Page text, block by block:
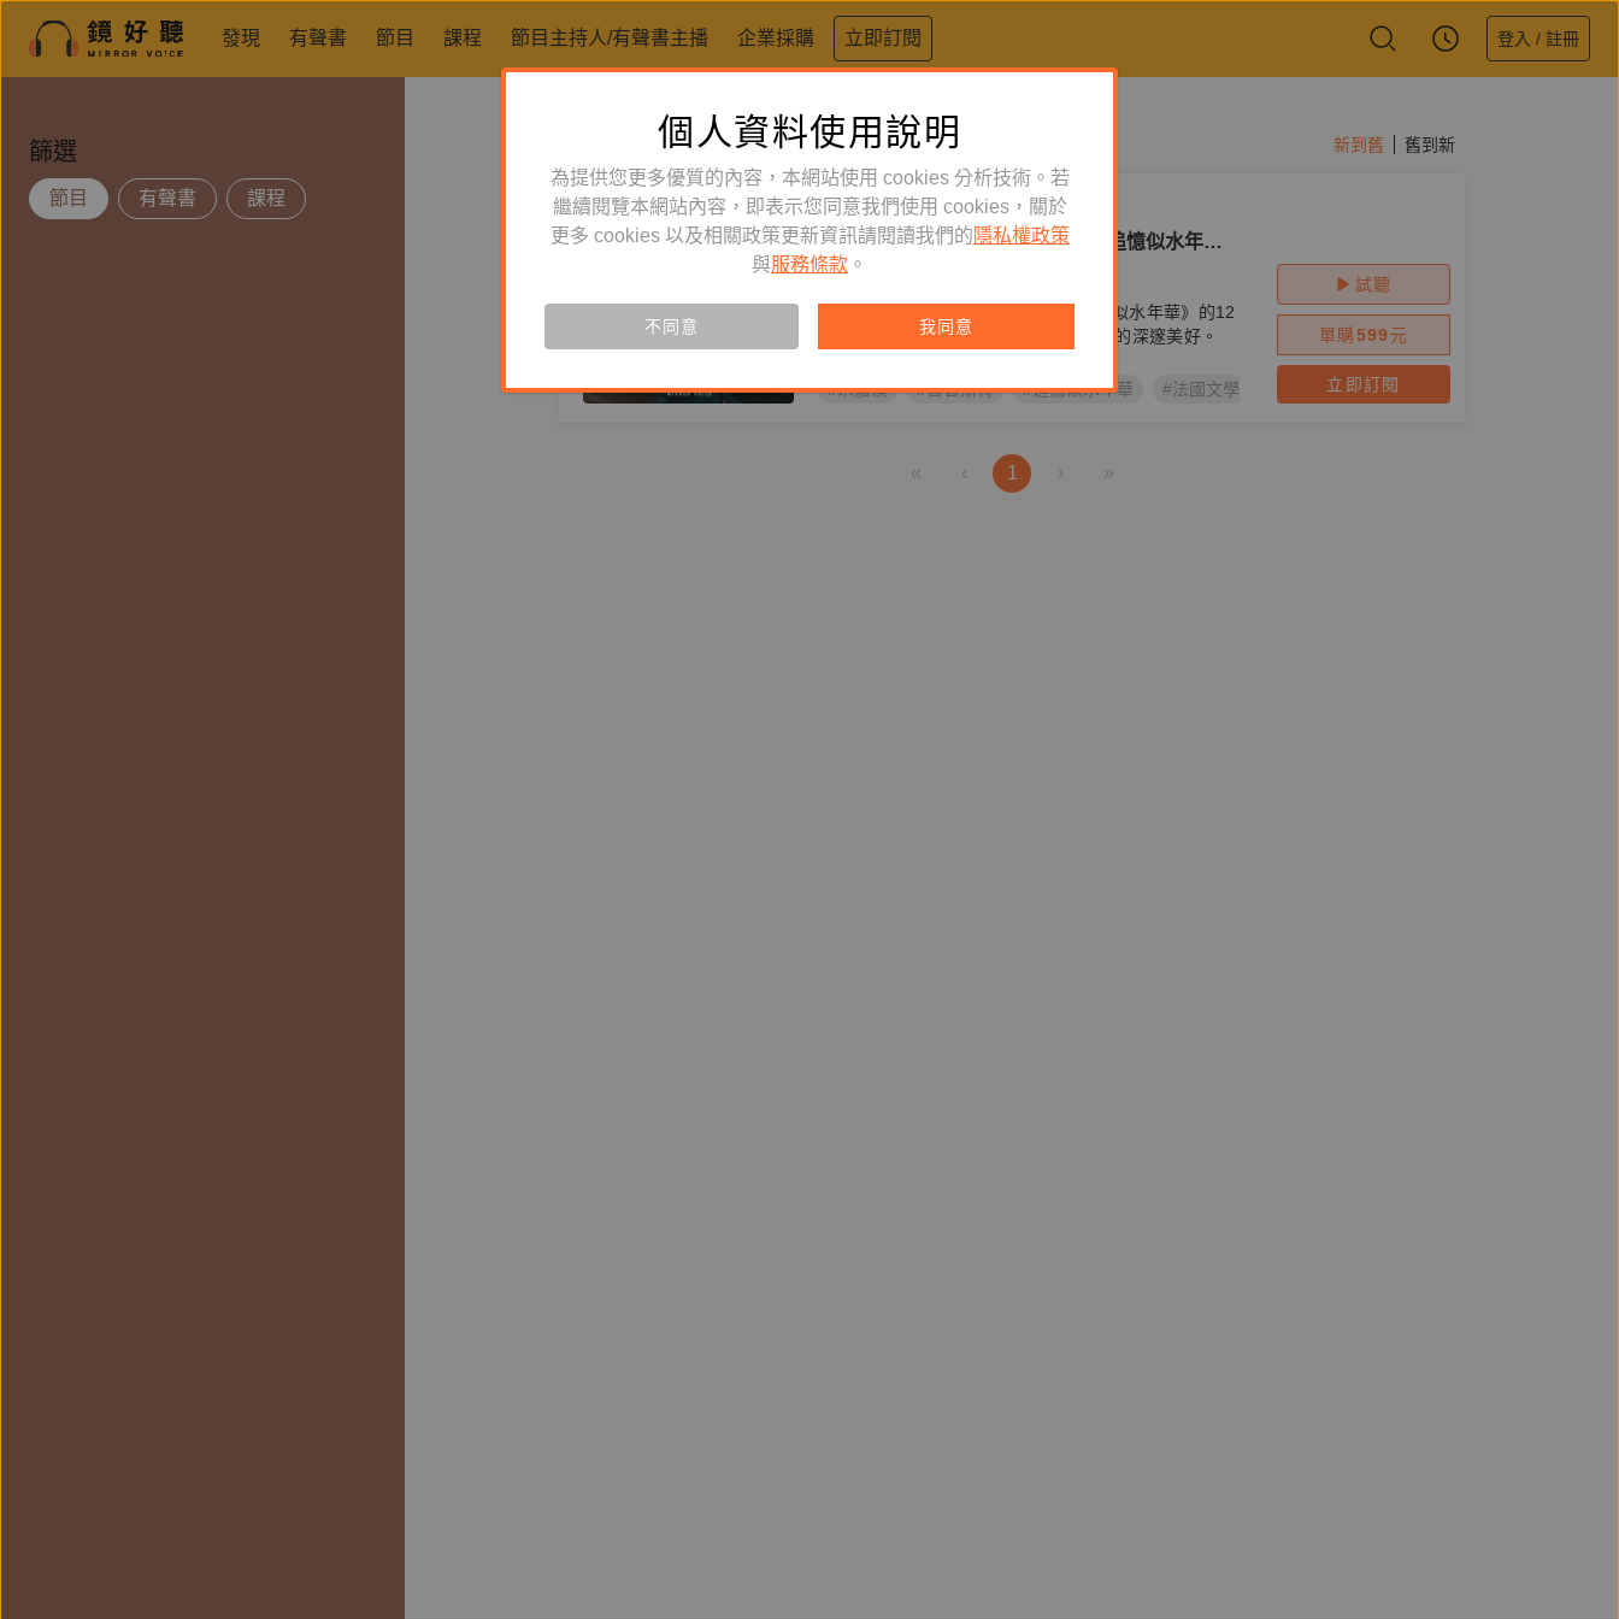
發現 有聲書 節目 課程 節目主持人/有聲書主播 企業採購 立即訂閱 登入 / 註冊
篩選
節目 有聲書 課程
歐洲文學 新到舊 舊到新
訂閱 節目 文學生活
在普魯斯特的時光裡——朱嘉漢《追憶似水年
華》12講
主持人
小說家化身伴讀人，朱嘉漢引領《追憶似水年華》的12
條路線，帶你理解這部20世紀百大經典的深邃美好。
#朱嘉漢 #普魯斯特 #追憶似水年華 #法國文學 #鏡好聽原創節目
試聽
單購599 元
立即訂閱
« ‹ 1 › »
個人資料使用說明
為提供您更多優質的內容，本網站使用 cookies 分析技術。若
繼續閱覽本網站內容，即表示您同意我們使用 cookies，關於
更多 cookies 以及相關政策更新資訊請閱讀我們的 隱私權政策
與服務條款 。
不同意 我同意